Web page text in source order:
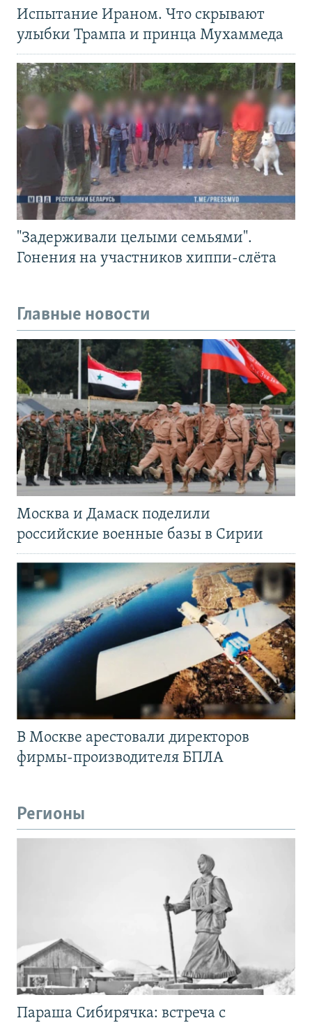
Испытание Ираном. Что скрывают
улыбки Трампа и принца Мухаммеда
"Задерживали целыми семьями".
Гонения на участников хиппи-слёта
Главные новости
Москва и Дамаск поделили
российские военные базы в Сирии
В Москве арестовали директоров
фирмы-производителя БПЛА
Регионы
Параша Сибирячка: встреча с